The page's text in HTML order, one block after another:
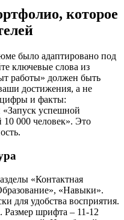
которое
было адаптировано под
ключевые слова из
работы» должен быть
достижения, а не
цифры и факты:
успешной
000 человек». Это
«Контактная
«Навыки».
для удобства восприятия.
Размер шрифта – 11-12